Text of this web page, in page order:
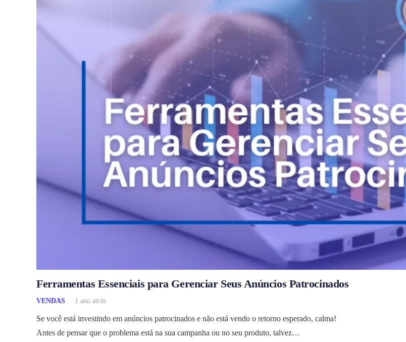
Ferramentas Essenciais para Gerenciar Seus Anúncios Patrocinados
VENDAS 1 ano atrás
Se você está investindo em anúncios patrocinados e não está vendo o retorno esperado, calma!
Antes de pensar que o problema está na sua campanha ou no seu produto, talvez…